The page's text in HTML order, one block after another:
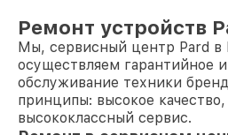
Ремонт устройств
Мы, сервисный центр Pard в
осуществляем гарантийное
обслуживание техники
принципы: высокое
высококлассный сервис.